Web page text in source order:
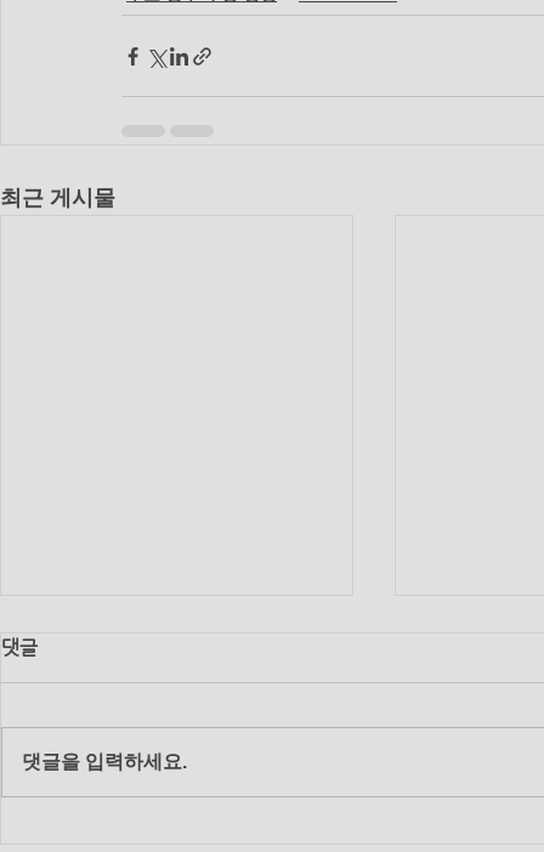
최근 게시물
댓글
댓글을 입력하세요.